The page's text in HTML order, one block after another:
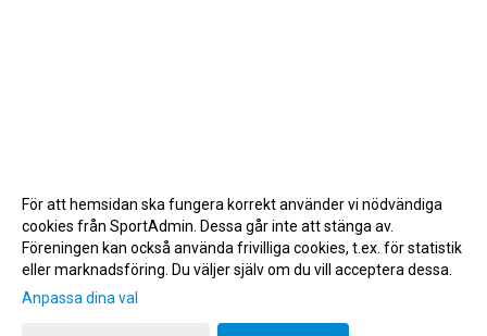
Gå till Webbversion
För att hemsidan ska fungera korrekt använder vi nödvändiga
cookies från SportAdmin. Dessa går inte att stänga av.
Föreningen kan också använda frivilliga cookies, t.ex. för statistik
eller marknadsföring. Du väljer själv om du vill acceptera dessa.
Anpassa dina val